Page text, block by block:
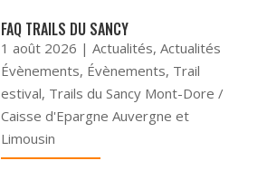
FAQ TRAILS DU SANCY
1 août 2026 |Actualités,Actualités
Évènements, Évènements, Trail
estival, Trails du Sancy Mont-Dore /
Caisse d'Epargne Auvergne et
Limousin